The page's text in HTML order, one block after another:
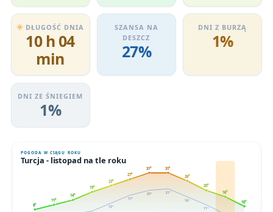
DŁUGOŚĆ DNIA
10 h 04
min
SZANSA NA
DESZCZ
27%
DNI Z BURZĄ
1%
DNI ZE ŚNIEGIEM
1%